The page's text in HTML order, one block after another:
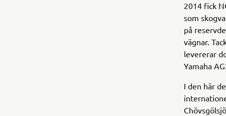
2014 fick
som
på
vägnar.
levererar
Yamaha
I den här